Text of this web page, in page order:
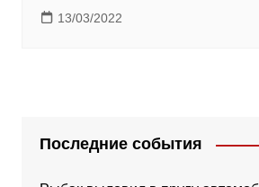
13/03/2022
Последние события